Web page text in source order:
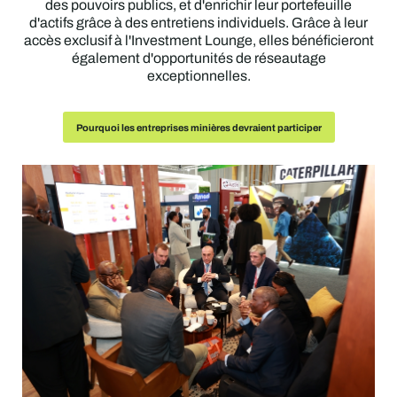
des pouvoirs publics, et d'enrichir leur portefeuille
d'actifs grâce à des entretiens individuels. Grâce à leur
accès exclusif à l'Investment Lounge, elles bénéficieront
également d'opportunités de réseautage
exceptionnelles.
Pourquoi les entreprises minières devraient participer
ainsi que des contacts qui les aideront à faire progresser
leurs activités.
Pourquoi les petites sociétés minières devraient participer
Pourquoi les prestataires de services miniers devraient participer
infrastructures ainsi que le renforcement des capacités.
Pourquoi les gouvernements devraient y participer
possibilités d'investissement dans le secteur minier.
Pourquoi les investisseurs devraient y assister
Pourquoi les acheteurs industriels en aval devraient participer
contribuer activement au débat.
Pourquoi les collectivités devraient y participer